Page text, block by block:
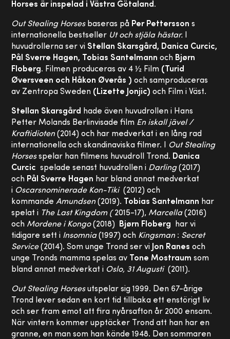
Horses är inspelad i Västra Götaland.
Out Stealing Horsesbaseras på Per Pettersson s
internationella bestseller Ut och stjäla hästar.
huvudrollerna ser vi Stellan Skarsgård, Danica Curcic,
Pål Sverre Hagen, Tobias Santelmann och Bjørn
Floberg. Filmen produceras av 4 ½ Film (Turid
Øversveen och Håkon Øverås ) och samproduceras
av Zentropa Sweden (Lizette Jonjic) och Film i Väst.
Stellan Skarsgård
hade även huvudrollen i Hans
Petter Molands Berlinvisade film En iskall jävel /
Kraftidioten (2014) och har medverkat i en lång rad
internationella och skandinaviska filmer. I
Out Stealing
Horsesspelar han filmens huvudroll Trond. Danica
Curcic spelade senast huvudrollen i Darling(2017)
och Pål Sverre Hagen har bland annat medverkat
i Oscarsnominerade Kon-Tiki(2012) och
kommandeAmundsen (2019). Tobias Santelmann har
spelat i The Last Kingdom (2015-17), Marcella(2016)
och Mordene i Kongo(2018) Bjørn Floberg har vi
tidigare sett i Insomnia(1997) och Kingsman : Secret
Service(2014). Som unge Trond ser vi Jon Ranes och
unge Tronds mamma spelas av
Tone Mostraum som
bland annat medverkat i Oslo, 31 Augusti(2011).
Out Stealing Horsesutspelar sig 1999. Den 67-årige
Trond lever sedan en kort tid tillbaka ett enstörigt liv
och ser fram emot att fira nyårsafton år 2000 ensam.
När vintern kommer upptäcker Trond att han har en
granne, en man som han kände 1948. Den sommaren